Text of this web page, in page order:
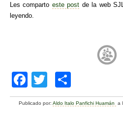
Les comparto este post de la web
leyendo.
F
a
wi
tt
o
m
Publicado por:Aldo Italo Panfichi Huamán a